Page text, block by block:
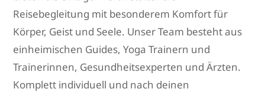
Reisebegleitung mit besonderem Komfort für
Körper, Geist und Seele. Unser Team besteht aus
einheimischen Guides, Yoga Trainern und
Trainerinnen, Gesundheitsexperten und Ärzten.
Komplett individuell und nach deinen